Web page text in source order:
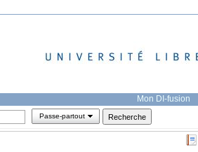
Mon DI-fusion
Passe-partout